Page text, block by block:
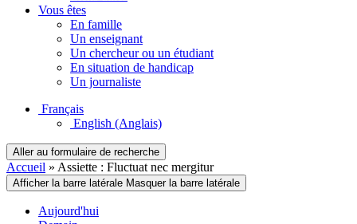
Vous êtes
En famille
Un enseignant
Un chercheur ou un étudiant
En situation de handicap
Un journaliste
Français
English (Anglais)
Aller au formulaire de recherche
Accueil » Assiette : Fluctuat nec mergitur
Afficher la barre latérale Masquer la barre latérale
Aujourd'hui